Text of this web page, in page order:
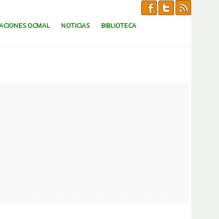
OCMAL NOTICIAS BIBLIOTECA